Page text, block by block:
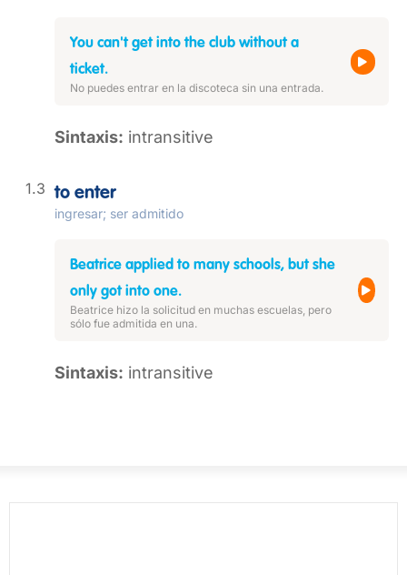
You can't get into the club without a
ticket.
No puedes entrar en la discoteca sin una entrada.
Sintaxis: intransitive
to enter
ingresar; ser admitido
Beatrice applied to many schools, but she
only got into one.
Beatrice hizo la solicitud en muchas escuelas, pero
sólo fue admitida en una.
Sintaxis: intransitive